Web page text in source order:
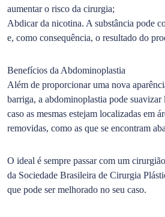
aumentar o risco da cirurgia;
Abdicar da nicotina. A substância pode
e, como consequência, o resultado do
Benefícios da Abdominoplastia
Além de proporcionar uma nova
barriga, a abdominoplastia pode suavizar
caso as mesmas estejam localizadas em
removidas, como as que se encontram
O ideal é sempre passar com um
da Sociedade Brasileira de Cirurgia
que pode ser melhorado no seu caso.